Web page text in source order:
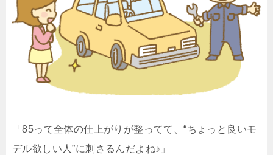
「85って全体の仕上がりが整ってて、“ちょっと良いモ
デル欲しい人”に刺さるんだよね♪」